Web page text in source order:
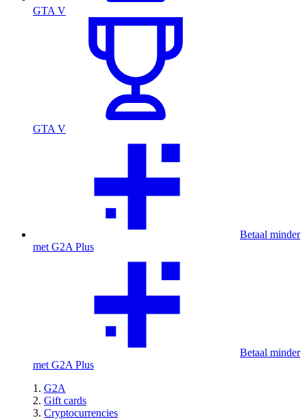
GTA V
GTA V
Betaal minder
met G2A Plus
Betaal minder
met G2A Plus
G2A
Gift cards
Cryptocurrencies